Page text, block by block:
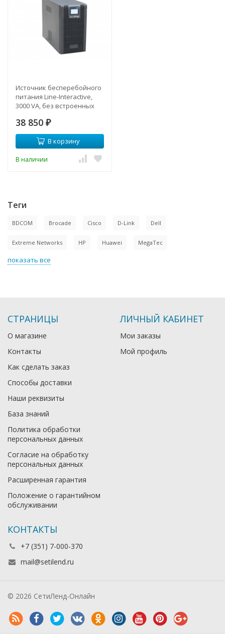
Источник бесперебойного
питания Line-Interactive,
3000 VA, без встроенных
38 850 ₽
В корзину
В наличии
Теги
BDCOM Brocade Cisco D-Link Dell
Extreme Networks HP Huawei MegaTec
показать все
СТРАНИЦЫ
О магазине
Контакты
Как сделать заказ
Способы доставки
Наши реквизиты
База знаний
Политика обработки
персональных данных
Согласие на обработку
персональных данных
Расширенная гарантия
Положение о гарантийном
обслуживании
ЛИЧНЫЙ КАБИНЕТ
Мои заказы
Мой профиль
КОНТАКТЫ
+7 (351) 7-000-370
mail@setilend.ru
© 2026 СетиЛенд-Онлайн